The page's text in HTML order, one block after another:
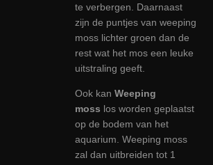
te verbergen. Daarnaast
zijn de puntjes van weeping
moss lichter groen dan de
rest wat het mos een leuke
uitstraling geeft.
Ook kan Weeping
moss los worden geplaatst
op de bodem van het
aquarium. Weeping moss
zal dan uitbreiden tot 1